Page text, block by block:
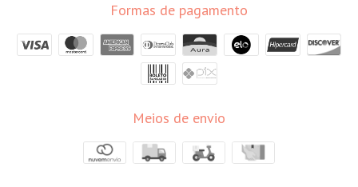
Formas de pagamento
Meios de envio